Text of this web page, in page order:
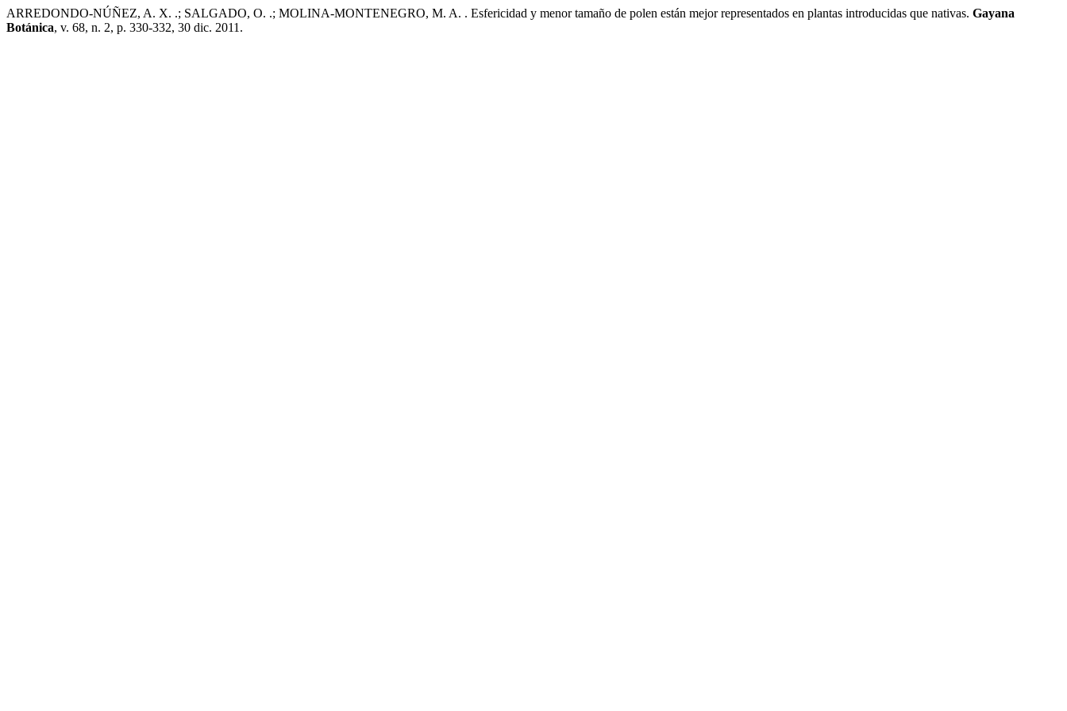
ARREDONDO-NÚÑEZ, A. X. .; SALGADO, O. .; MOLINA-MONTENEGRO, M. A. . Esfericidad y menor tamaño de polen están mejor representados en plantas introducidas que nativas. Gayana
Botánica, v. 68, n. 2, p. 330-332, 30 dic. 2011.